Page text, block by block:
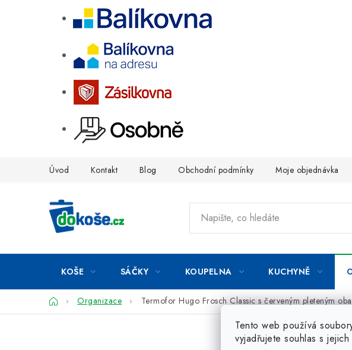
Tento web používá
vyjadřujete souhlas s
Úvod Kontakt Blog Obchodní podmínky Moje objednávka
KOŠE SÁČKY KOUPELNA KUCHYNĚ
DomůOrganizace Termofor Hugo Frosch Classic s červeným pleteným